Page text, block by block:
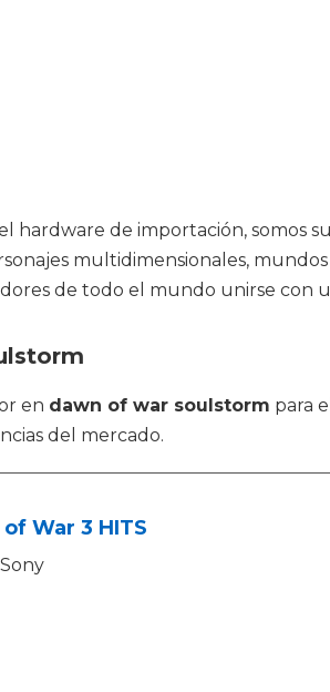
hardware de importación, somos
multidimensionales,
de todo el mundo unirse con
en dawn of war soulstorm para
del mercado.
War 3 HITS
Sony